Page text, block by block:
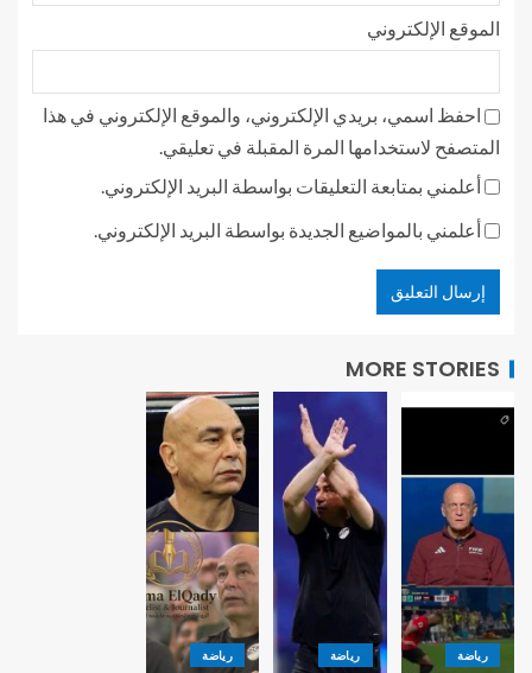
الموقع الإلكتروني
احفظ اسمي، بريدي الإلكتروني، والموقع الإلكتروني في هذا
المتصفح لاستخدامها المرة المقبلة في تعليقي.
أعلمني بمتابعة التعليقات بواسطة البريد الإلكتروني.
أعلمني بالمواضيع الجديدة بواسطة البريد الإلكتروني.
MORE STORIES
رياضة رياضة رياضة